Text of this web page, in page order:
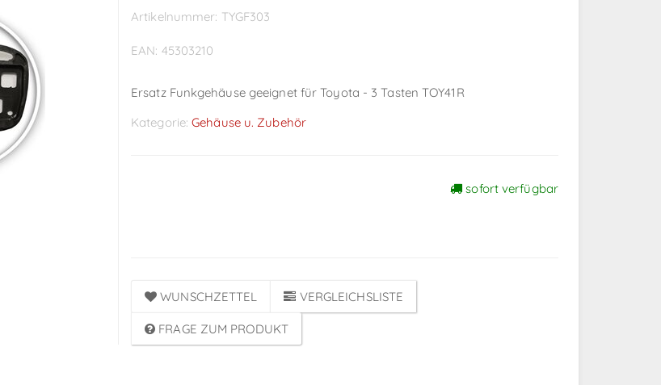
Artikelnummer: TYGF303
EAN: 45303210
Ersatz Funkgehäuse geeignet für Toyota - 3 Tasten TOY41R
Kategorie:Gehäuse u. Zubehör
sofort verfügbar
WUNSCHZETTEL VERGLEICHSLISTE
FRAGE ZUM PRODUKT